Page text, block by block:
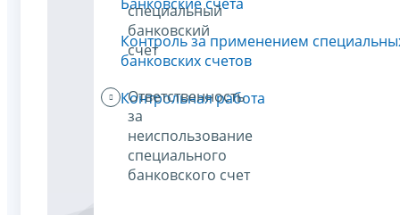
специальный
банковский
счет
Ответственность
за
неиспользование
специального
банковского счет
Контроль за применением
банковских счетов
Контрольная работа